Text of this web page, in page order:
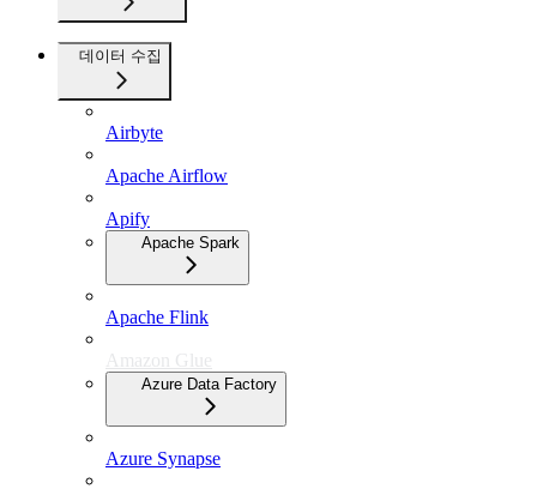
데이터 수집
Airbyte
Apache Airflow
Apify
Apache Spark
Apache Flink
Amazon Glue
Azure Data Factory
Azure Synapse